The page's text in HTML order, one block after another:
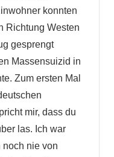
konnten
Richtung Westen
gesprengt
Massensuizid in
Zum ersten Mal
mir, dass du
las. Ich war
noch nie von